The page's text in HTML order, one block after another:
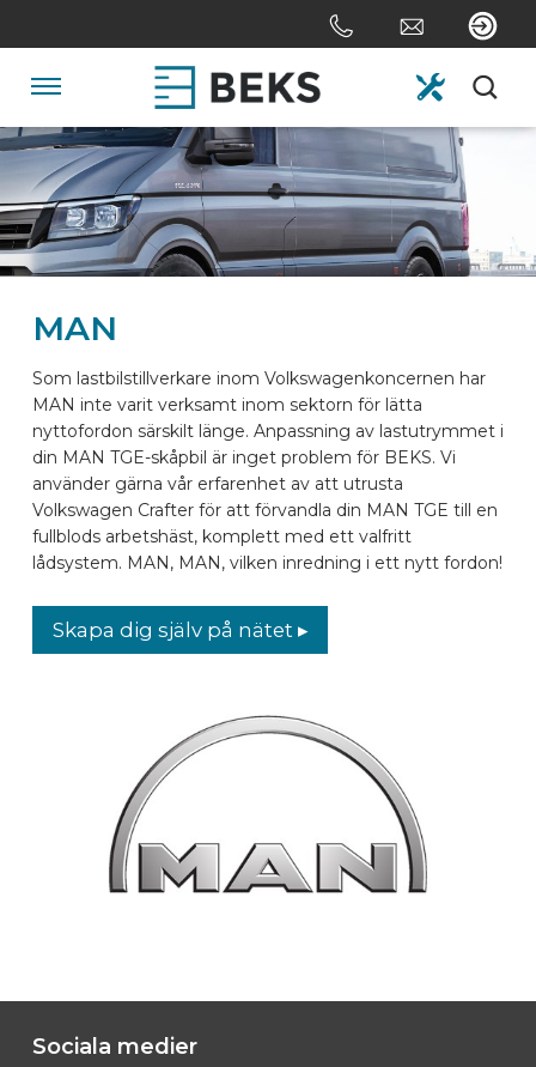
to
content
Jump
to
the
navigation
HOME
OM OSS
SYSTEM
SKRÄDDARSYDD
SEKTORERNA
BILMÄRKEN
KONTAKTA
KONFIGURERA ONLINE
MAN
Som lastbilstillverkare inom Volkswagenkoncernen har
MAN inte varit verksamt inom sektorn för lätta
nyttofordon särskilt länge. Anpassning av lastutrymmet i
din MAN TGE-skåpbil är inget problem för BEKS. Vi
använder gärna vår erfarenhet av att utrusta
Volkswagen Crafter för att förvandla din MAN TGE till en
fullblods arbetshäst, komplett med ett valfritt
lådsystem. MAN, MAN, vilken inredning i ett nytt fordon!
Skapa dig själv på nätet ▸
Sociala medier